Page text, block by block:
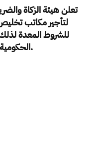
Tax Declaration
تعلنهيئة الزكاة
لتأجير مكاتب
للشروط المعدة
الحكومية الخاص بتأجير العقارات واستثمارها.